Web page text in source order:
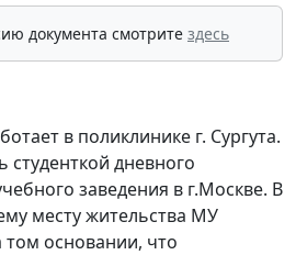
документа смотрите здесь
в поликлинике г. Сургута.
студенткой дневного
заведения в г.Москве. В
месту жительства МУ
том основании, что